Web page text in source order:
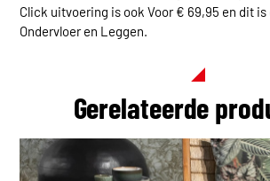
Click uitvoering is ook Voor € 69,95 en dit is
Ondervloer en Leggen.
Gerelateerde